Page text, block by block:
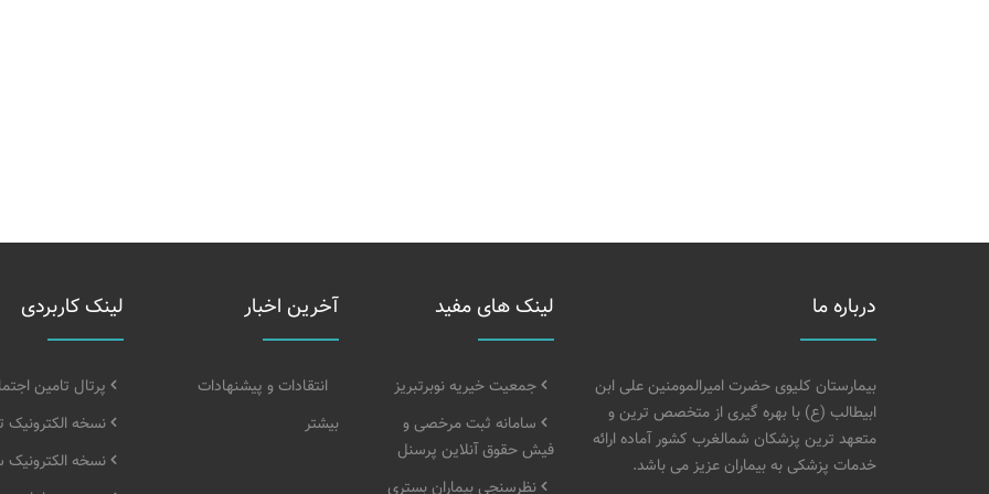
درباره ما
بیمارستان کلیوی حضرت امیرالمومنین علی ابن
ابیطالب (ع) با بهره گیری از متخصص ترین و
متعهد ترین پزشکان شمالغرب کشور آماده ارائه
خدمات پزشکی به بیماران عزیز می باشد.
لینک های مفید
جمعیت خیریه نوبرتبریز
سامانه ثبت مرخصی و
فیش حقوق آنلاین پرسنل
نظرسنجی بیماران بستری
آخرین اخبار
انتقادات و پیشنهادات
بیشتر
لینک کاربردی
پرتال تامین
نسخه الکترونیک
نسخه